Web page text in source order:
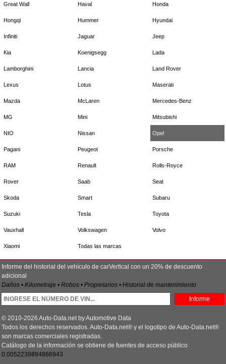
Great Wall Haval Honda
Hongqi Hummer Hyundai
Infiniti Jaguar Jeep
Kia Koenigsegg Lada
Lamborghini Lancia Land Rover
Lexus Lotus Maserati
Mazda McLaren Mercedes-Benz
MG Mini Mitsubishi
NIO Nissan Opel
Pagani Peugeot Porsche
RAM Renault Rolls-Royce
Rover Saab Seat
Skoda Smart Subaru
Suzuki Tesla Toyota
Vauxhall Volkswagen Volvo
Xiaomi Todas las marcas
Informe del historial del vehículo de carVertical con un 20% de descuento
adicional
Daños • Kilometraje • Robos • Propietarios • Historial de mantenimiento
Informe
© 2010-2026 Auto-Data.net by Automotive Data
Todos los derechos reservados. Auto-Data.net® y el logotipo de Auto-Data.net®
son marcas comerciales registradas.
Catálogo de la información se obtiene de fuentes de acceso público
0.0052239894866943